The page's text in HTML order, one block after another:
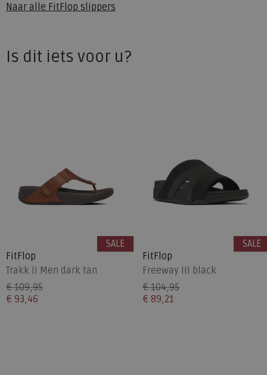
Naar alle FitFlop slippers
Is dit iets voor u?
FitFlop
Trakk II Men dark tan
€ 109,95
€ 93,46
SALE
FitFlop
Freeway III black
€ 104,95
€ 89,21
SALE